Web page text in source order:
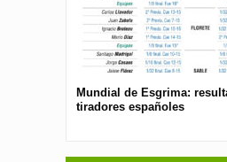
Mundial de Esgrima:
tiradores españoles